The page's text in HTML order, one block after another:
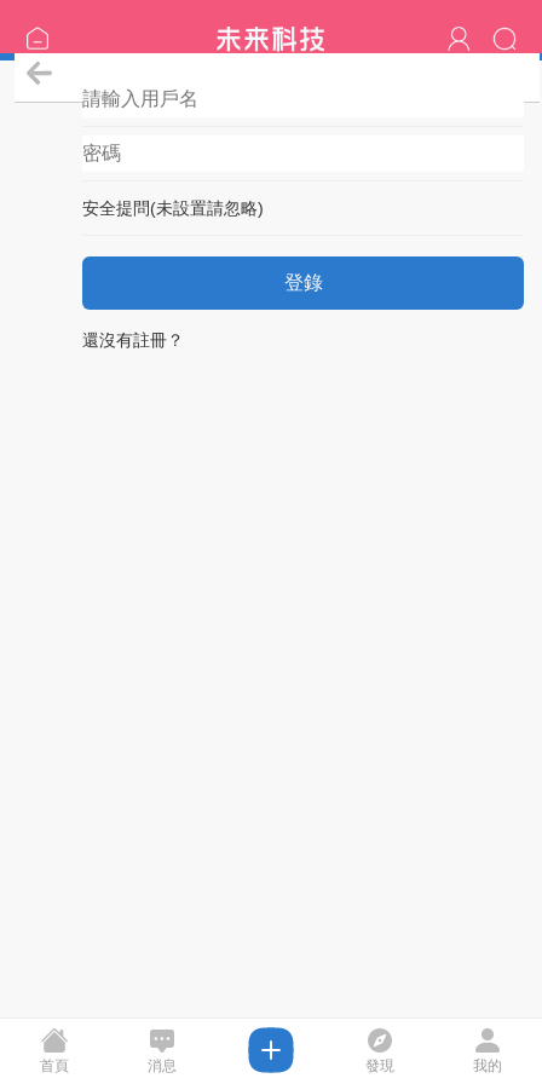
安全提問(未設置請忽略)
登錄
還沒有註冊？
首頁 消息 發現 我的